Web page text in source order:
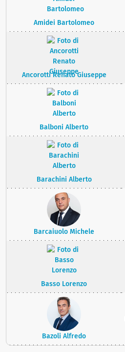
Amidei Bartolomeo
Ancorotti Renato Giuseppe
Balboni Alberto
Barachini Alberto
Barcaiuolo Michele
Basso Lorenzo
Bazoli Alfredo